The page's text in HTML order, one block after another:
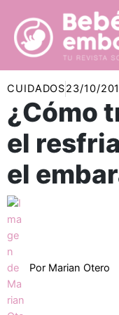
contenido
CUIDADOS23/10/
¿Cómo
el
el
Por Marian Otero